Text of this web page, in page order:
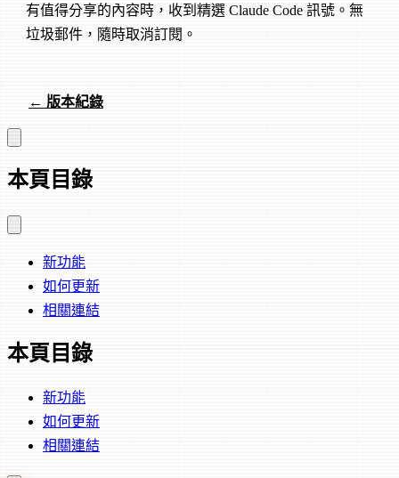
有值得分享的內容時，收到精選 Claude Code 訊號。無
垃圾郵件，隨時取消訂閱。
← 版本紀錄
本頁目錄
新功能
如何更新
相關連結
本頁目錄
新功能
如何更新
相關連結